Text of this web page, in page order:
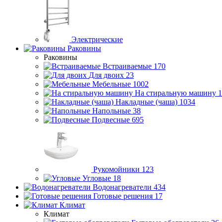
Электрические
Раковины
Раковины
Встраиваемые 170
Для двоих 23
Мебельные 1002
На стиральную машину
Накладные (чаша) 1034
Напольные 38
Подвесные 695
Рукомойники 123
Угловые 18
Водонагреватели 434
Готовые решения 17
Климат
Климат